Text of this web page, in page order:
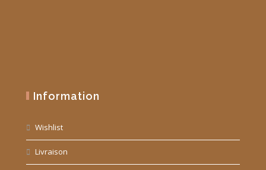
Information
Wishlist
Livraison